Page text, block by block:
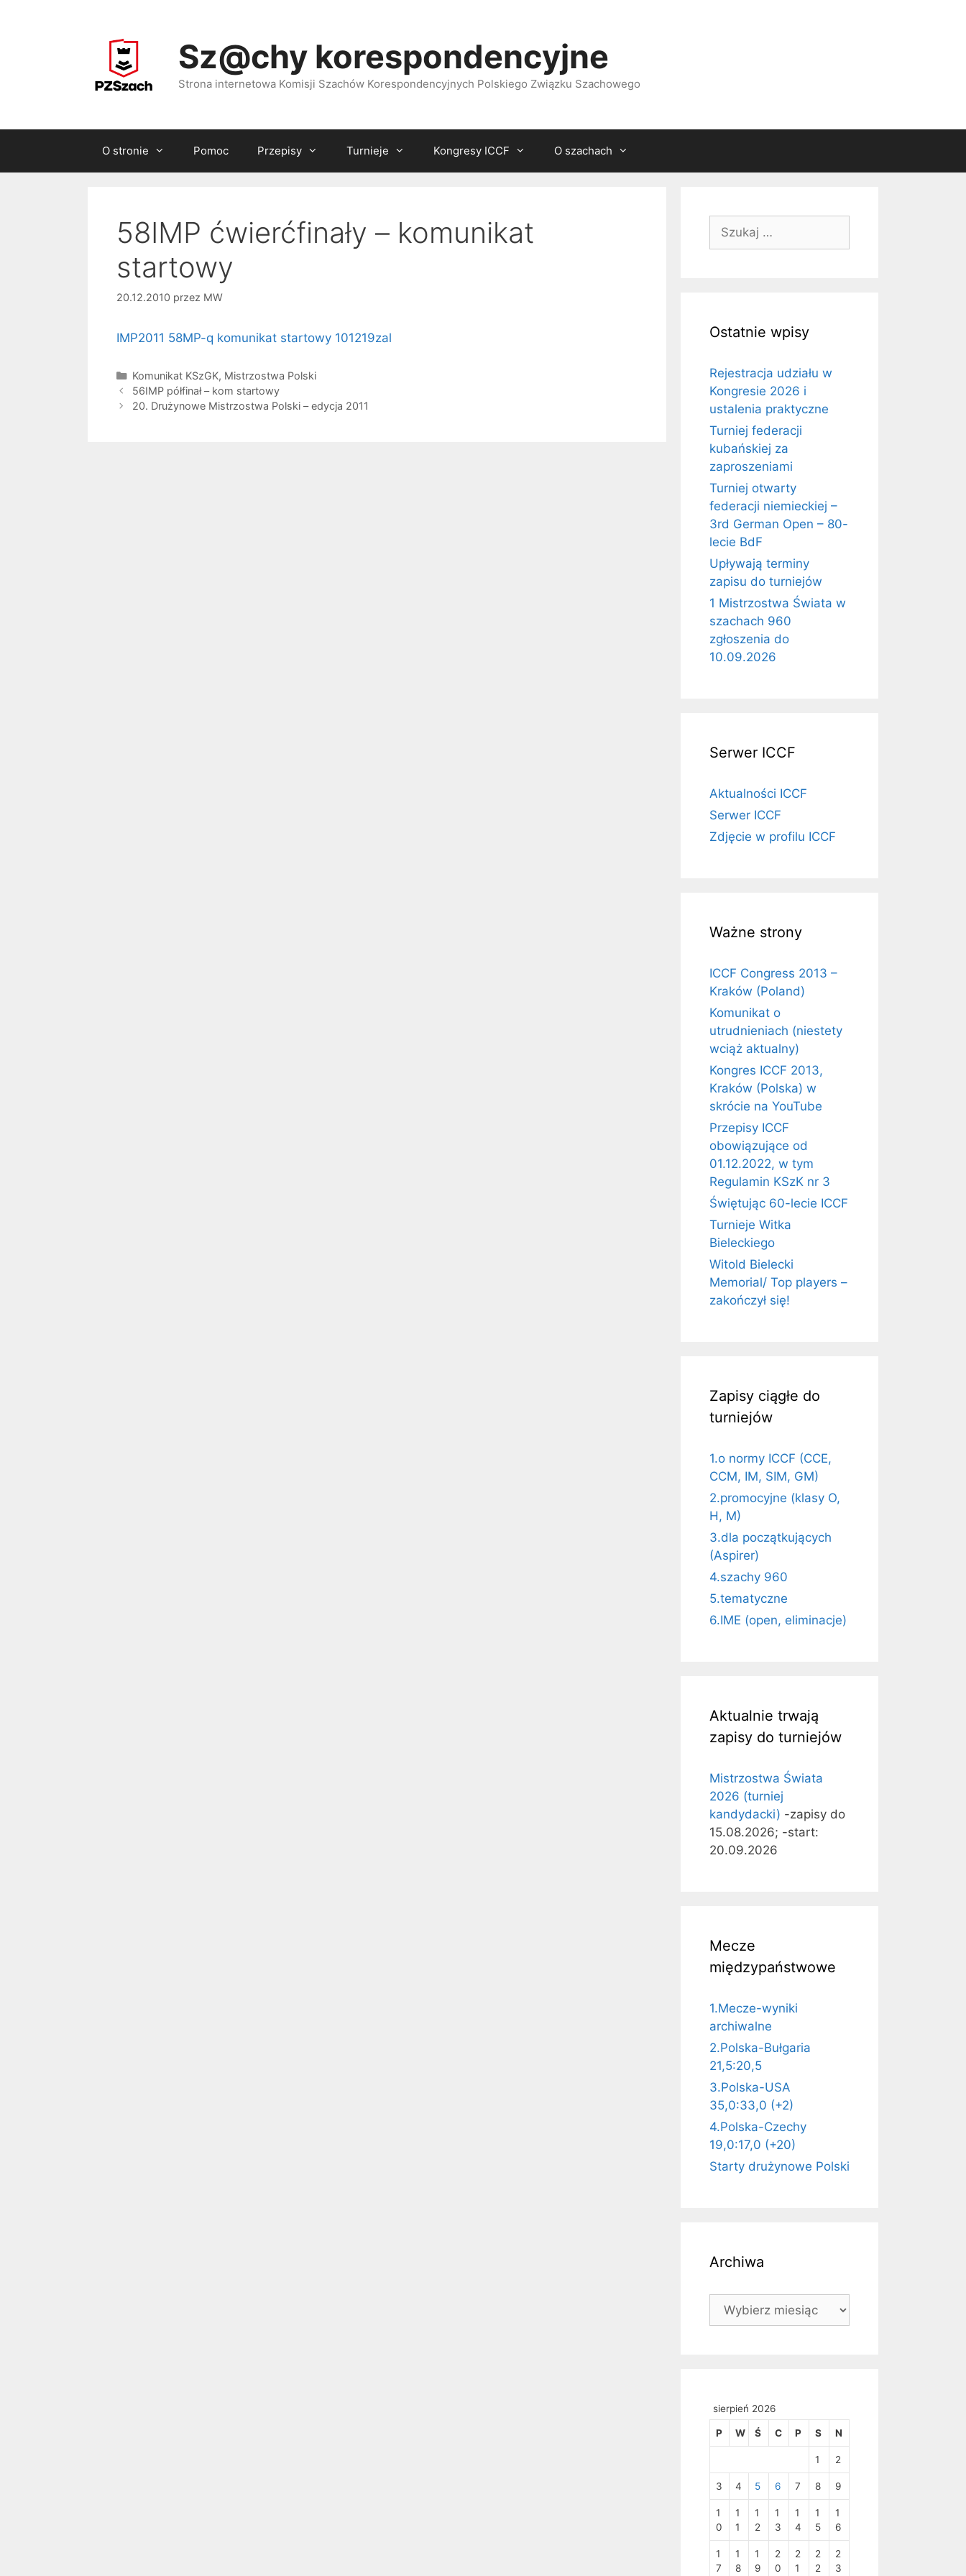
Sz@chy korespondencyjne
Strona internetowa Komisji Szachów Korespondencyjnych Polskiego Związku Szachowego
O stronie Pomoc Przepisy Turnieje Kongresy ICCF O szachach
58IMP ćwierćfinały – komunikat
startowy
20.12.2010 przez MW
IMP2011 58MP-q komunikat startowy 101219zal
Kategorie
Komunikat KSzGK, Mistrzostwa Polski
56IMP półfinał – kom startowy
20. Drużynowe Mistrzostwa Polski – edycja 2011
Ostatnie wpisy
Rejestracja udziału w
Kongresie 2026 i
ustalenia praktyczne
Turniej federacji
kubańskiej za
zaproszeniami
Turniej otwarty
federacji niemieckiej –
3rd German Open – 80-
lecie BdF
Upływają terminy
zapisu do turniejów
1 Mistrzostwa Świata w
szachach 960
zgłoszenia do
10.09.2026
Serwer ICCF
Aktualności ICCF
Serwer ICCF
Zdjęcie w profilu ICCF
Ważne strony
ICCF Congress 2013 –
Kraków (Poland)
Komunikat o
utrudnieniach (niestety
wciąż aktualny)
Kongres ICCF 2013,
Kraków (Polska) w
skrócie na YouTube
Przepisy ICCF
obowiązujące od
01.12.2022, w tym
Regulamin KSzK nr 3
Świętując 60-lecie ICCF
Turnieje Witka
Bieleckiego
Witold Bielecki
Memorial/ Top players –
zakończył się!
Zapisy ciągłe do
turniejów
1.o normy ICCF (CCE,
CCM, IM, SIM, GM)
2.promocyjne (klasy O,
H, M)
3.dla początkujących
(Aspirer)
4.szachy 960
5.tematyczne
6.IME (open, eliminacje)
Aktualnie trwają
zapisy do turniejów
Mistrzostwa Świata
2026 (turniej
kandydacki) -zapisy do
15.08.2026; -start:
20.09.2026
Mecze
międzypaństwowe
1.Mecze-wyniki
archiwalne
2.Polska-Bułgaria
21,5:20,5
3.Polska-USA
35,0:33,0 (+2)
4.Polska-Czechy
19,0:17,0 (+20)
Starty drużynowe Polski
Archiwa
Archiwa
sierpień 2026
P W Ś C P S N
1 2
3 4 5 6 7 8 9
1
0
1
1
1
2
1
3
1
4
1
5
1
6
1
7
1
8
1
9
2
0
2
1
2
2
2
3